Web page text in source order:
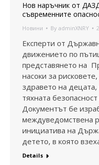
Нов наръчник от
съвременните
Новини By adminXNRY
Експерти от
движението по
представянето на
насоки за
здравето на децата,
тяхната
Документът бе
междуведомствена
инициатива на
детето, в която
Details